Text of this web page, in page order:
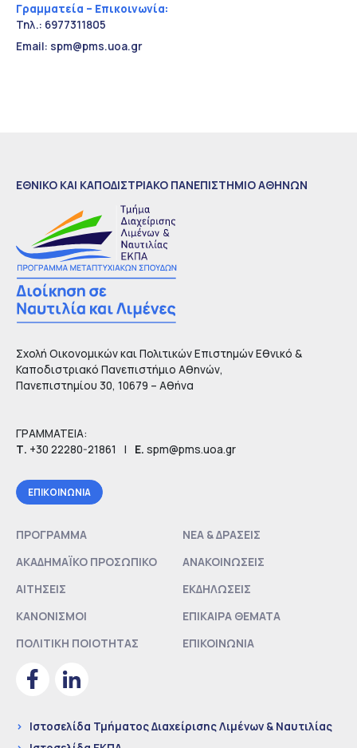
Γραμματεία – Επικοινωνία:
Τηλ.: 6977311805
Email: spm@pms.uoa.gr
ΕΘΝΙΚΟ ΚΑΙ ΚΑΠΟΔΙΣΤΡΙΑΚΟ ΠΑΝΕΠΙΣΤΗΜΙΟ ΑΘΗΝΩΝ
Σχολή Οικονομικών και Πολιτικών Επιστημών Εθνικό &
Καποδιστριακό Πανεπιστήμιο Αθηνών,
Πανεπιστημίου 30, 10679 – Αθήνα
ΓΡΑΜΜΑΤΕΙΑ:
Τ. +30 22280-21861 | Ε. spm@pms.uoa.gr
EΠΙΚΟΙΝΩΝΙΑ
ΠΡΟΓΡΑΜΜΑ
ΑΚΑΔΗΜΑΪΚΟ ΠΡΟΣΩΠΙΚΟ
ΑΙΤΗΣΕΙΣ
ΚΑΝΟΝΙΣΜΟΙ
ΠΟΛΙΤΙΚΗ ΠΟΙΟΤΗΤΑΣ
ΝΕΑ & ΔΡΑΣΕΙΣ
ΑΝΑΚΟΙΝΩΣΕΙΣ
ΕΚΔΗΛΩΣΕΙΣ
ΕΠΙΚΑΙΡΑ ΘΕΜΑΤΑ
ΕΠΙΚΟΙΝΩΝΙΑ
>
Ιστοσελίδα Τμήματος Διαχείρισης Λιμένων & Ναυτιλίας